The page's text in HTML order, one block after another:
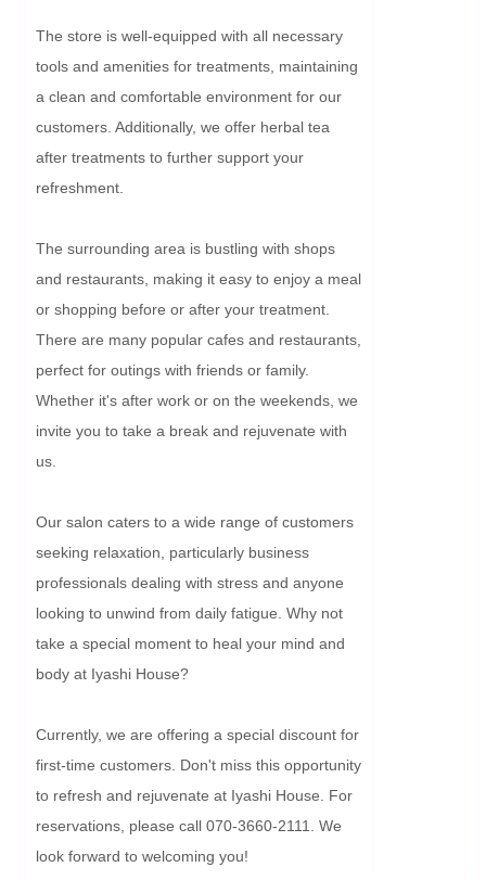
The store is well-equipped with all necessary
tools and amenities for treatments, maintaining
a clean and comfortable environment for our
customers. Additionally, we offer herbal tea
after treatments to further support your
refreshment.
The surrounding area is bustling with shops
and restaurants, making it easy to enjoy a meal
or shopping before or after your treatment.
There are many popular cafes and restaurants,
perfect for outings with friends or family.
Whether it's after work or on the weekends, we
invite you to take a break and rejuvenate with
us.
Our salon caters to a wide range of customers
seeking relaxation, particularly business
professionals dealing with stress and anyone
looking to unwind from daily fatigue. Why not
take a special moment to heal your mind and
body at Iyashi House?
Currently, we are offering a special discount for
first-time customers. Don't miss this opportunity
to refresh and rejuvenate at Iyashi House. For
reservations, please call 070-3660-2111. We
look forward to welcoming you!